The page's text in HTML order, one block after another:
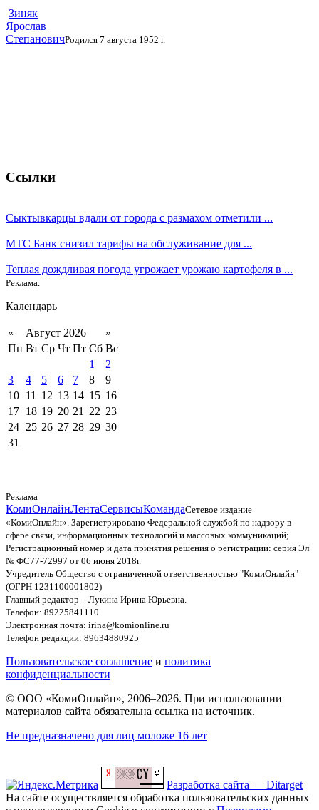
Зиняк
Ярослав
СтепановичРодился 7 августа 1952 г.
Ссылки
Сыктывкарцы вдали от города с размахом отметили ...
МТС Банк снизил тарифы на обслуживание для ...
Теплая дождливая погода угрожает урожаю картофеля в ...
Реклама.
Календарь
« Август 2026
»
Пн Вт Ср Чт Пт Сб Вс
1
2
3
4 5 6 7 8
9
10 11 12 13 14 15 16
17 18 19 20 21 22 23
24 25 26 27 28 29 30
31
Реклама
КомиОнлайнЛентаСервисыКомандаСетевое издание
«КомиОнлайн». Зарегистрировано Федеральной службой по надзору в
сфере связи, информационных технологий и массовых коммуникаций;
Регистрационный номер и дата принятия решения о регистрации: серия Эл
№ ФС77-72997 от 06 июня 2018г.
Учредитель Общество с ограниченной ответственностью "КомиОнлайн"
(ОГРН 1231100001802)
Главный редактор – Лукина Ирина Юрьевна.
Телефон: 89225841110
Электронная почта: irina@komionline.ru
Телефон редакции: 89634880925
Пользовательское соглашение и политика
конфиденциальности
© ООО «КомиОнлайн», 2006–2026. При использовании
материалов сайта обязательна ссылка на источник.
Не предназначено для лиц моложе 16 лет
Разработка сайта — Ditarget
На сайте осуществляется обработка пользовательских данных